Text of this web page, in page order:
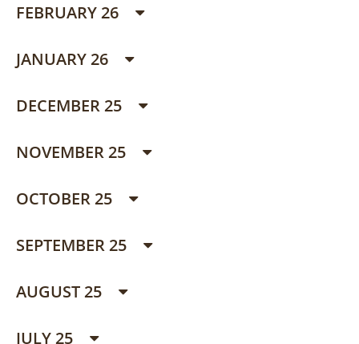
FEBRUARY 26
JANUARY 26
DECEMBER 25
NOVEMBER 25
OCTOBER 25
SEPTEMBER 25
AUGUST 25
JULY 25